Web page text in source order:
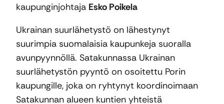
kaupunginjohtaja Esko Poikela
Ukrainan suurlähetystö on lähestynyt
suurimpia suomalaisia kaupunkeja suoralla
avunpyynnöllä. Satakunnassa Ukrainan
suurlähetystön pyyntö on osoitettu Porin
kaupungille, joka on ryhtynyt koordinoimaan
Satakunnan alueen kuntien yhteistä